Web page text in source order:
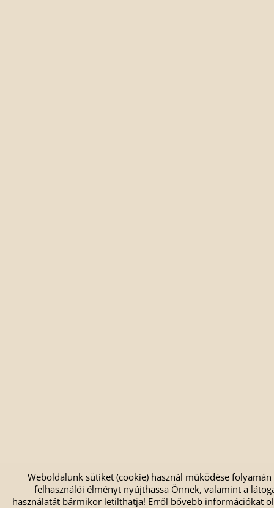
Weboldalunk sütiket (cookie) használ működése
felhasználói élményt nyújthassa Önnek, valamint a
használatát bármikor letilthatja! Erről bővebb információkat